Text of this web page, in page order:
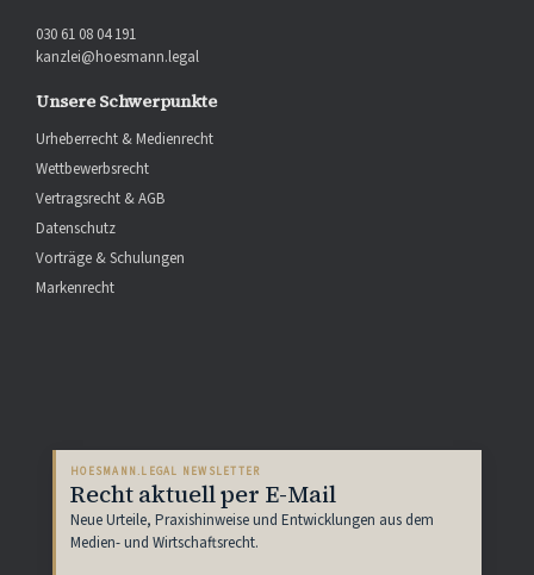
030 61 08 04 191
kanzlei@hoesmann.legal
Unsere Schwerpunkte
Urheberrecht & Medienrecht
Wettbewerbsrecht
Vertragsrecht & AGB
Datenschutz
Vorträge & Schulungen
Markenrecht
HOESMANN.LEGAL NEWSLETTER
Recht aktuell per E-Mail
Neue Urteile, Praxishinweise und Entwicklungen aus dem
Medien- und Wirtschaftsrecht.